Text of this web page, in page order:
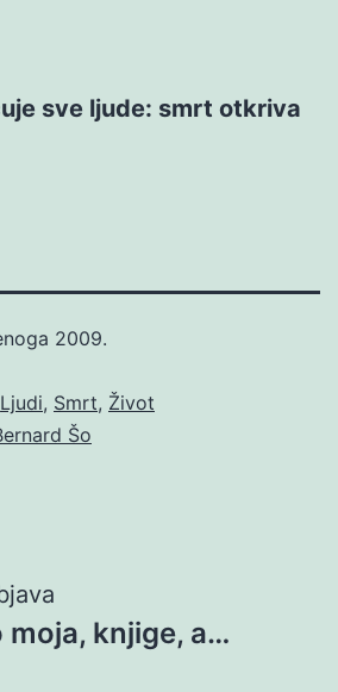
sve ljude: smrt otkriva
2009.
Ljudi, Smrt, Život
Šo
moja, knjige, a…